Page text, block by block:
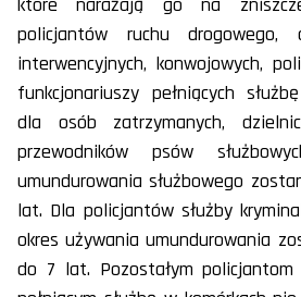
które narażają go na
policjantów ruchu
interwencyjnych, konwojowych,
funkcjonariuszy pełniących
dla osób zatrzymanych,
przewodników psów
umundurowania służbowego
lat. Dla policjantów służby
okres używania umundurowania
do 7 lat. Pozostałym policjantom